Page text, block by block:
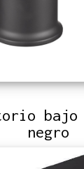
negro